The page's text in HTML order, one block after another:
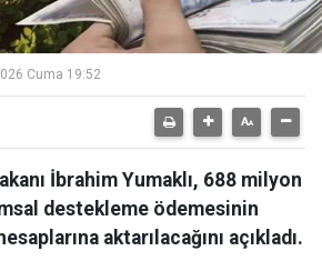
Cuma 19:52
İbrahim Yumaklı, 688 milyon
destekleme ödemesinin
aktarılacağını açıkladı.